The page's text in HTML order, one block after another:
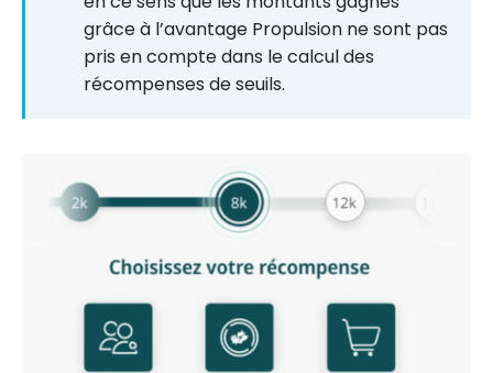
grâce à l’avantage Propulsion ne sont pas
pris en compte dans le calcul des
récompenses de seuils.